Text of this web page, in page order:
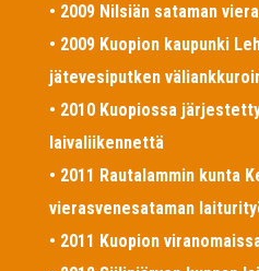
• 2009 Nilsiän sataman
• 2009 Kuopion kaupunki
jätevesiputken
• 2010 Kuopiossa
laivaliikennettä
• 2011 Rautalammin kunta
vierasvenesataman
• 2011 Kuopion